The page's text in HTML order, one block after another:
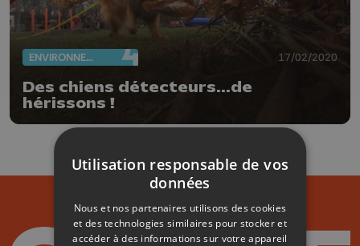
ENVIRONNEMENT 17/02/2020
Des chiens détecteurs...de
hérissons !
Utilisation responsable de vos
données
Nous et nos partenaires utilisons des cookies
et des technologies similaires pour stocker et
accéder à des informations sur votre appareil